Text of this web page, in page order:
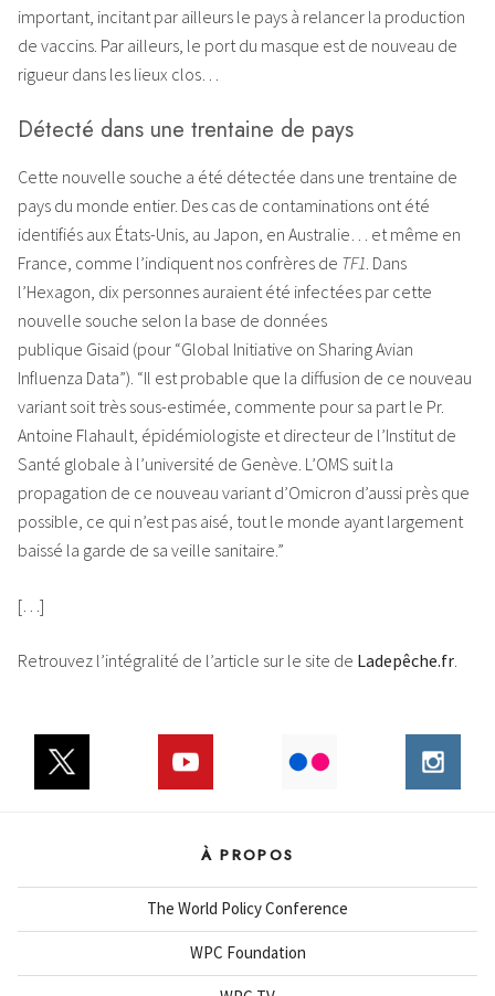
important, incitant par ailleurs le pays à relancer la production
de vaccins. Par ailleurs, le port du masque est de nouveau de
rigueur dans les lieux clos…
Détecté dans une trentaine de pays
Cette nouvelle souche a été détectée dans une trentaine de
pays du monde entier. Des cas de contaminations ont été
identifiés aux États-Unis, au Japon, en Australie… et même en
France, comme l’indiquent nos confrères de TF1. Dans
l’Hexagon, dix personnes auraient été infectées par cette
nouvelle souche selon la base de données
publique Gisaid (pour “Global Initiative on Sharing Avian
Influenza Data”). “Il est probable que la diffusion de ce nouveau
variant soit très sous-estimée, commente pour sa part le Pr.
Antoine Flahault, épidémiologiste et directeur de l’Institut de
Santé globale à l’université de Genève. L’OMS suit la
propagation de ce nouveau variant d’Omicron d’aussi près que
possible, ce qui n’est pas aisé, tout le monde ayant largement
baissé la garde de sa veille sanitaire.”
[…]
Retrouvez l’intégralité de l’article sur le site de Ladepêche.fr.
À PROPOS
The World Policy Conference
WPC Foundation